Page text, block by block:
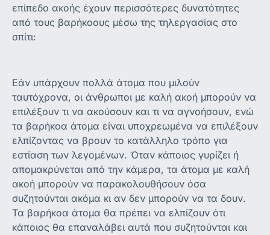
επίπεδο ακοής έχουν περισσότερες δυνατότητες
από τους βαρήκοους μέσω της τηλεργασίας στο
σπίτι:
Εάν υπάρχουν πολλά άτομα που μιλούν
ταυτόχρονα, οι άνθρωποι με καλή ακοή μπορούν να
επιλέξουν τι να ακούσουν και τι να αγνοήσουν, ενώ
τα βαρήκοα άτομα είναι υποχρεωμένα να επιλέξουν
ελπίζοντας να βρουν το κατάλληλο τρόπο για
εστίαση των λεγομένων. Όταν κάποιος γυρίζει ή
απομακρύνεται από την κάμερα, τα άτομα με καλή
ακοή μπορούν να παρακολουθήσουν όσα
συζητούνται ακόμα κι αν δεν μπορούν να τα δουν.
Τα βαρήκοα άτομα θα πρέπει να ελπίζουν ότι
κάποιος θα επαναλάβει αυτά που συζητούνται και